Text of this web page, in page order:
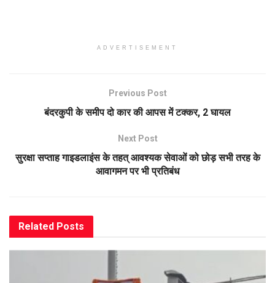
ADVERTISEMENT
Previous Post
बंदरकुपी के समीप दो कार की आपस में टक्कर, 2 घायल
Next Post
सुरक्षा सप्ताह गाइडलाइंस के तहत् आवश्यक सेवाओं को छोड़ सभी तरह के
आवागमन पर भी प्रतिबंध
Related Posts